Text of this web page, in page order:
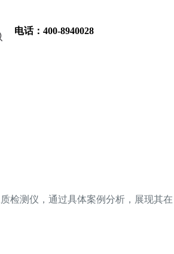
电话：400-8940028
检测仪，通过具体案例分析，展现其在